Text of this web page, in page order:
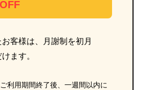
客様は、月謝制を初月
ます。
利用期間終了後、一週間以内に